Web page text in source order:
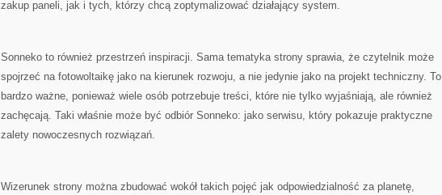
zakup paneli, jak i tych, którzy chcą zoptymalizować działający system.
Sonneko to również przestrzeń inspiracji. Sama tematyka strony sprawia, że czytelnik może
spojrzeć na fotowoltaikę jako na kierunek rozwoju, a nie jedynie jako na projekt techniczny. To
bardzo ważne, ponieważ wiele osób potrzebuje treści, które nie tylko wyjaśniają, ale również
zachęcają. Taki właśnie może być odbiór Sonneko: jako serwisu, który pokazuje praktyczne
zalety nowoczesnych rozwiązań.
Wizerunek strony można zbudować wokół takich pojęć jak odpowiedzialność za planetę,